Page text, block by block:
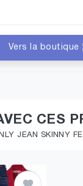
Vers la boutique
CES
JEAN SKINNY